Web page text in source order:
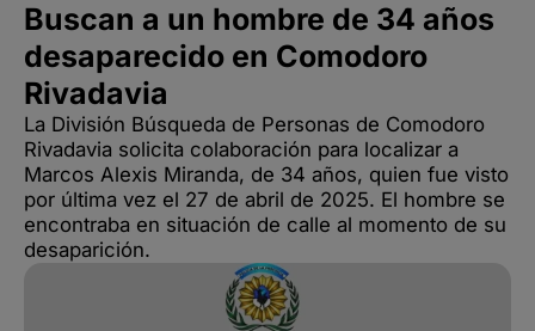
Buscan a un hombre de 34 años
desaparecido en Comodoro
Rivadavia
La División Búsqueda de Personas de Comodoro
Rivadavia solicita colaboración para localizar a
Marcos Alexis Miranda, de 34 años, quien fue visto
por última vez el 27 de abril de 2025. El hombre se
encontraba en situación de calle al momento de su
desaparición.